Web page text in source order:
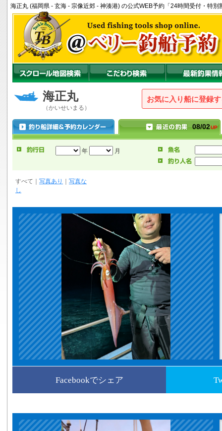
海正丸 (福岡県 - 玄海 - 宗像近郊 - 神湊港) の公式WEB予約「24時間受付・特別
海正丸
（かいせいまる）
お気に入り船に登録
08/02UP
年 月
すべて 写真あり
写真な
し
Facebookでシェア